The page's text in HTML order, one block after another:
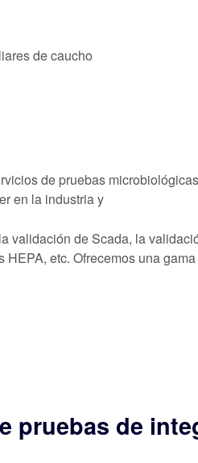
de caucho
de pruebas
en la industria y
validación de Scada, la
etc. Ofrecemos una
pruebas de